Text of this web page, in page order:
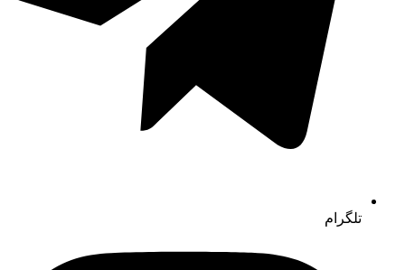
تلگرام